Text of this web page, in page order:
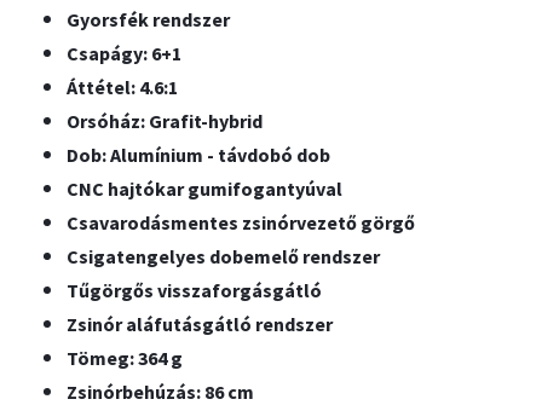
Gyorsfék rendszer
Csapágy: 6+1
Áttétel: 4.6:1
Orsóház: Grafit-hybrid
Dob: Alumínium - távdobó dob
CNC hajtókar gumifogantyúval
Csavarodásmentes zsinórvezető görgő
Csigatengelyes dobemelő rendszer
Tűgörgős visszaforgásgátló
Zsinór aláfutásgátló rendszer
Tömeg: 364 g
Zsinórbehúzás: 86 cm